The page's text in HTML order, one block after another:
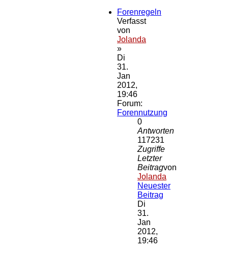
Forenregeln
Verfasst
von
Jolanda
»
Di
31.
Jan
2012,
19:46
Forum:
Forennutzung
0
Antworten
117231
Zugriffe
Letzter
Beitragvon
Jolanda
Neuester
Beitrag
Di
31.
Jan
2012,
19:46